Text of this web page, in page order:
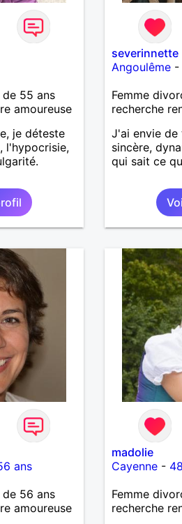
55 ans
amoureuse
je déteste
l'hypocrisie,
severinnette
Angoulême -
Femme
recherche
J'ai envie de
sincère,
qui sait ce
ans
56 ans
amoureuse
madolie
Cayenne -
Femme
recherche